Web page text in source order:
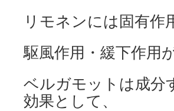
リモネンには固有作
駆風作用・緩下作用
ベルガモットは成分
効果として、